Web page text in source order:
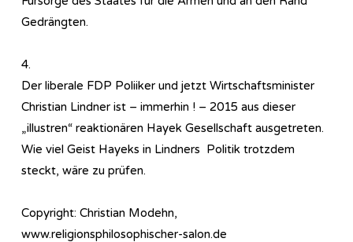
Gedrängten.
4.
Der liberale FDP Poliiker und jetzt Wirtschaftsminister
Christian Lindner ist – immerhin ! – 2015 aus dieser
„illustren“ reaktionären Hayek Gesellschaft ausgetreten.
Wie viel Geist Hayeks in Lindners Politik trotzdem
steckt, wäre zu prüfen.
Copyright: Christian Modehn,
www.religionsphilosophischer-salon.de